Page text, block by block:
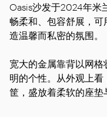
Oasis沙发于2024年米
畅柔和、包容舒展，
造温馨而私密的氛围。
宽大的金属靠背以网
明的个性。从外观上
筐，盛放着柔软的座垫